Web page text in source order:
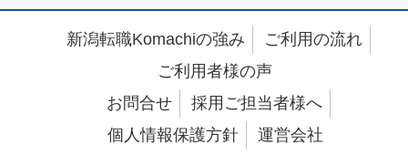
新潟転職Komachiの強み
ご利用の流れ
ご利用者様の声
お問合せ
採用ご担当者様へ
個人情報保護方針
運営会社